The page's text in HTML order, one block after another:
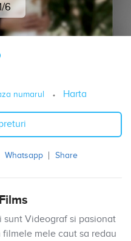
6
numarul Harta
Whatsapp Share
sunt Videograf si pasionat
mele caut sa redau